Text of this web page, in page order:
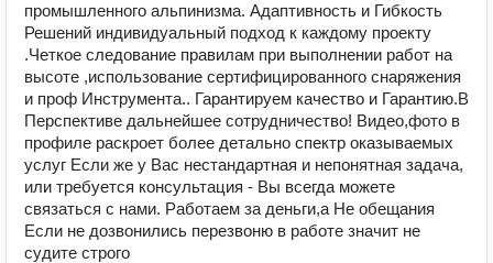
промышленного альпинизма. Адаптивность и Гибкость
Решений индивидуальный подход к каждому проекту
.Четкое следование правилам при выполнении работ на
высоте ,использование сертифицированного снаряжения
и проф Инструмента.. Гарантируем качество и Гарантию.В
Перспективе дальнейшее сотрудничество! Видео,фото в
профиле раскроет более детально спектр оказываемых
услуг Если же у Вас нестандартная и непонятная задача,
или требуется консультация - Вы всегда можете
связаться с нами. Работаем за деньги,а Не обещания
Если не дозвонились перезвоню в работе значит не
судите строго